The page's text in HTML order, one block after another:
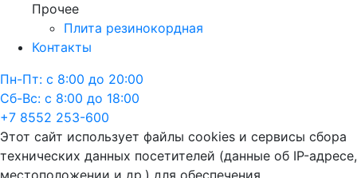
Прочее
Плита резинокордная
Контакты
Пн-Пт: с 8:00 до 20:00
Сб-Вс: с 8:00 до 18:00
+7 8552 253-600
Этот сайт использует файлы cookies и сервисы сбора
технических данных посетителей (данные об IP-адресе,